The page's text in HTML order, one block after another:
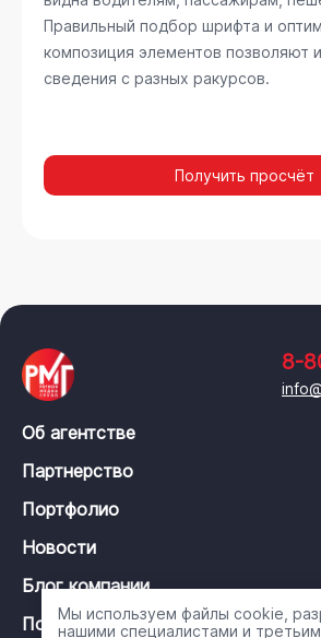
Правильный подбор шрифта и
композиция элементов позволяют
сведения с разных ракурсов.
Получить просчёт
8-
Об агентстве
Партнерство
Портфолио
Новости
Блог компании
Политика конфиденциальности
Мы используем файлы cookie,
нашими специалистами и